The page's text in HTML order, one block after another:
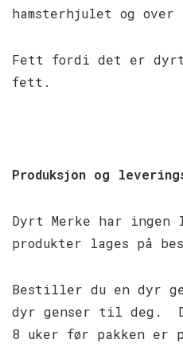
hamsterhjulet og
Fett fordi det er
fett.
Produksjon og
Dyrt Merke har ingen
produkter lages på
Bestiller du en dyr
dyr genser til deg.
8 uker før pakken er